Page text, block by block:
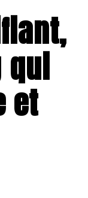
qui
et